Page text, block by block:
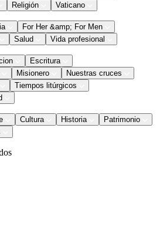
Religión Vaticano
For Her &amp; For Men
Salud Vida profesional
Escritura
Misionero
Nuestras cruces
Tiempos litúrgicos
Cultura Historia
Patrimonio